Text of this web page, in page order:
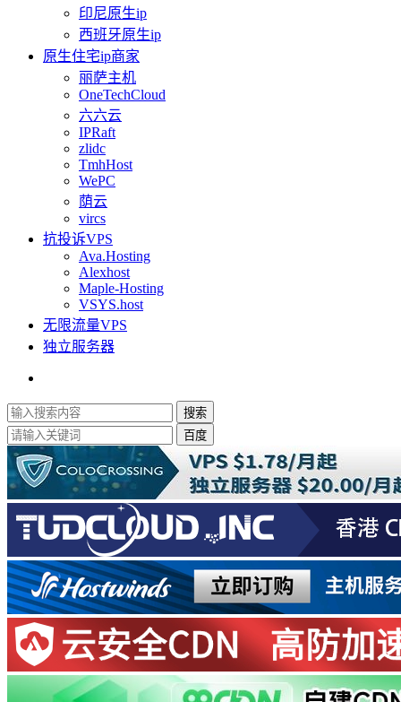
印尼原生ip
西班牙原生ip
原生住宅ip商家
丽萨主机
OneTechCloud
六六云
IPRaft
zlidc
TmhHost
WePC
荫云
vircs
抗投诉VPS
Ava.Hosting
Alexhost
Maple-Hosting
VSYS.host
无限流量VPS
独立服务器